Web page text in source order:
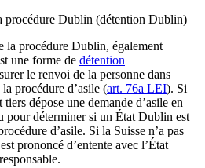
procédure Dublin (détention Dublin)
la procédure Dublin, également
une forme de détention
le renvoi de la personne dans
procédure d’asile (art. 76a LEI). Si
tiers dépose une demande d’asile en
pour déterminer si un État Dublin est
d’asile. Si la Suisse n’a pas
prononcé d’entente avec l’État